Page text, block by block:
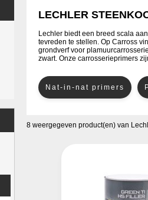
LECHLER
Lechler biedt een breed scala
tevreden te stellen. Op Carross
grondverf voor
zwart. Onze carrosserieprimers
Nat-in-nat primers
8 weergegeven product(en) van